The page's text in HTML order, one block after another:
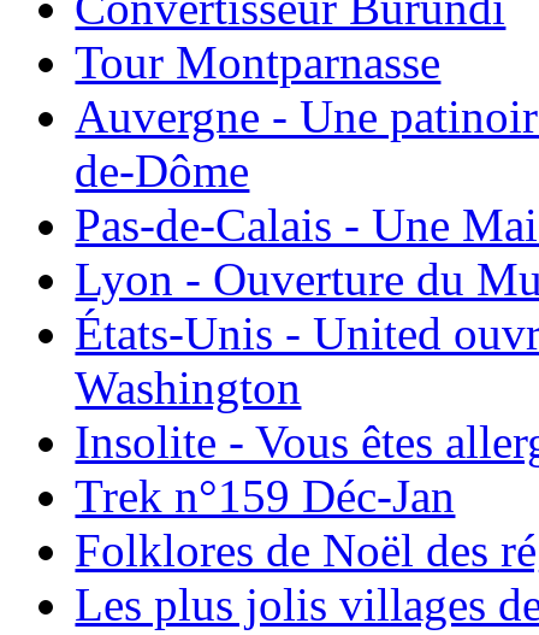
Tour Montparnasse
Auvergne - Une
de-Dôme
Pas-de-Calais - Une
Lyon - Ouverture du
États-Unis - United
Washington
Insolite - Vous êtes
Trek n°159 Déc-Jan
Folklores de Noël des
Les plus jolis villages